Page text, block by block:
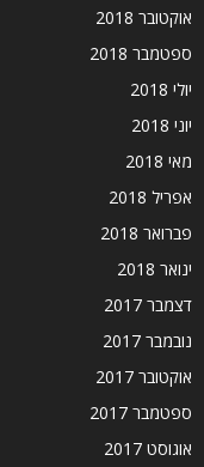
אוקטובר 2018
ספטמבר 2018
יולי 2018
יוני 2018
מאי 2018
אפריל 2018
פברואר 2018
ינואר 2018
דצמבר 2017
נובמבר 2017
אוקטובר 2017
ספטמבר 2017
אוגוסט 2017